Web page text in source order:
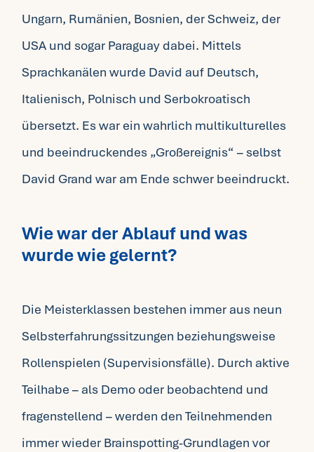
Ungarn, Rumänien, Bosnien, der Schweiz, der
USA und sogar Paraguay dabei. Mittels
Sprachkanälen wurde David auf Deutsch,
Italienisch, Polnisch und Serbokroatisch
übersetzt. Es war ein wahrlich multikulturelles
und beeindruckendes „Großereignis“ – selbst
David Grand war am Ende schwer beeindruckt.
Wie war der Ablauf und was
wurde wie gelernt?
Die Meisterklassen bestehen immer aus neun
Selbsterfahrungssitzungen beziehungsweise
Rollenspielen (Supervisionsfälle). Durch aktive
Teilhabe – als Demo oder beobachtend und
fragenstellend – werden den Teilnehmenden
immer wieder Brainspotting-Grundlagen vor